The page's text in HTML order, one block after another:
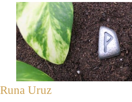
Runa Uruz